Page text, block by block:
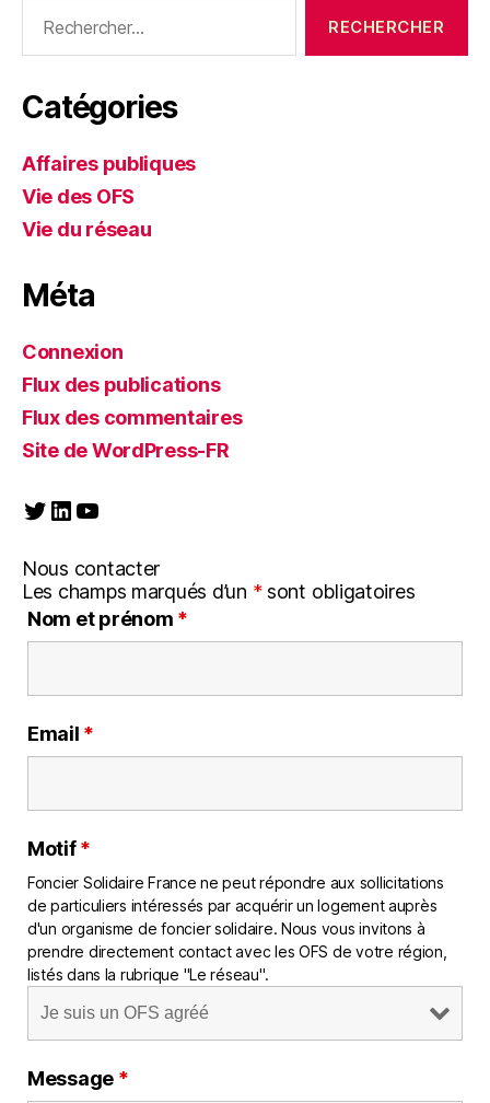
Catégories
Affaires publiques
Vie des OFS
Vie du réseau
Méta
Connexion
Flux des publications
Flux des commentaires
Site de WordPress-FR
Twitter
LinkedIn
YouTube
Nous contacter
Les champs marqués d’un *sont obligatoires
Nom et prénom *
Email *
Motif*
Foncier Solidaire France ne peut répondre aux sollicitations
de particuliers intéressés par acquérir un logement auprès
d'un organisme de foncier solidaire. Nous vous invitons à
prendre directement contact avec les OFS de votre région,
listés dans la rubrique "Le réseau".
Message *